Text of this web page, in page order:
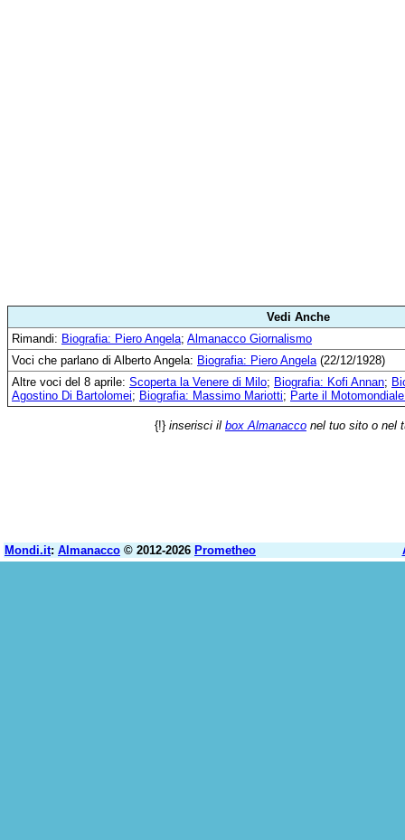
Vedi Anche
Rimandi: Biografia: Piero Angela; Almanacco Giornalismo
Voci che parlano di Alberto Angela: Biografia: Piero Angela(22/12/1928)
Altre voci del 8 aprile: Scoperta la Venere di Milo; Biografia: Kofi Annan;
Agostino Di Bartolomei; Biografia: Massimo Mariotti; Parte il
{!} inserisci il box Almanacco nel tuo sito o nel
Mondi.it: Almanacco © 2012-2026 Prometheo